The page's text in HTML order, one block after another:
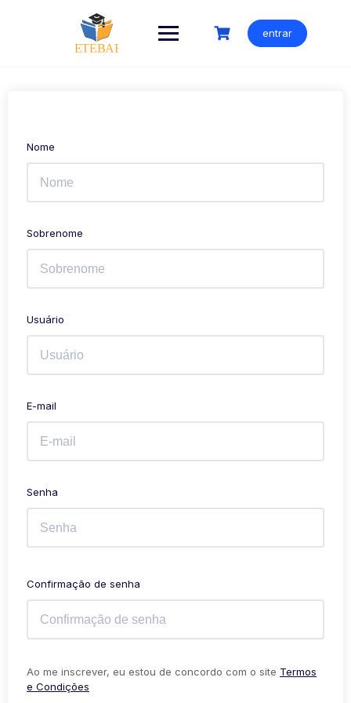
entrar
Nome
Sobrenome
Usuário
E-mail
Senha
Confirmação de senha
Ao me inscrever, eu estou de concordo com o site Termos
e Condições